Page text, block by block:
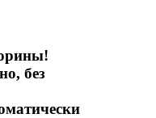
без